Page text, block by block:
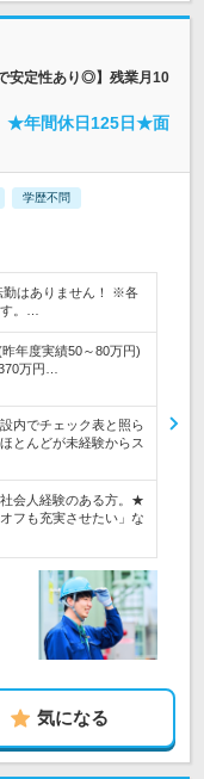
安定性あり◎】残業月10
★年間休日125日★面
学歴不問
勤はありません！ ※各
。…
年度実績50～80万円)
万円…
内でチェック表と照ら
とんどが未経験からス
社会人経験のある方。★
フも充実させたい」な
気になる